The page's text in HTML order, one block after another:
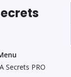
Secrets PRO